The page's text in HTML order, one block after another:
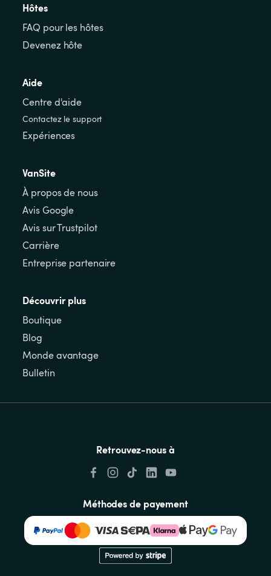
Hôtes
FAQ pour les hôtes
Devenez hôte
Aide
Centre d'aide
Contactez le support
Expériences
VanSite
À propos de nous
Avis Google
Avis sur Trustpilot
Carrière
Entreprise partenaire
Découvrir plus
Boutique
Blog
Monde avantage
Bulletin
Retrouvez-nous à
Méthodes de payement